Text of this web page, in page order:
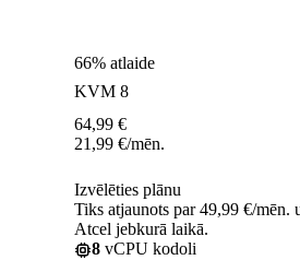
66% atlaide
KVM 8
64,99 €
21,99 €/mēn.
Izvēlēties plānu
Tiks atjaunots par 49,99 €/mēn.
Atcel jebkurā laikā.
8 vCPU kodoli